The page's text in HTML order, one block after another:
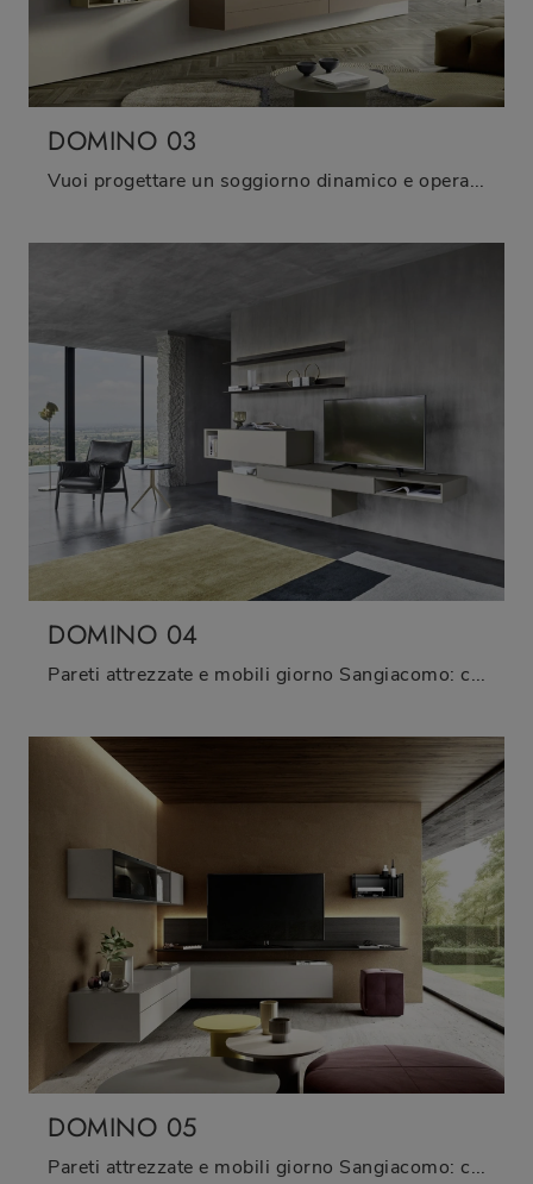
DOMINO 03
Vuoi progettare un soggiorno dinamico e operativo? Ti offriamo la parete attrezzata Domino 03 Sangiacomo dalle linee decise moderne.
DOMINO 04
Pareti attrezzate e mobili giorno Sangiacomo: clicca e scopri il modello Domino 04 e potrai arricchire stanze moderne di ogni tipo.
DOMINO 05
Pareti attrezzate e mobili giorno Sangiacomo: clicca e scopri il modello Domino 05 e potrai completare stanze moderne di ogni tipo.